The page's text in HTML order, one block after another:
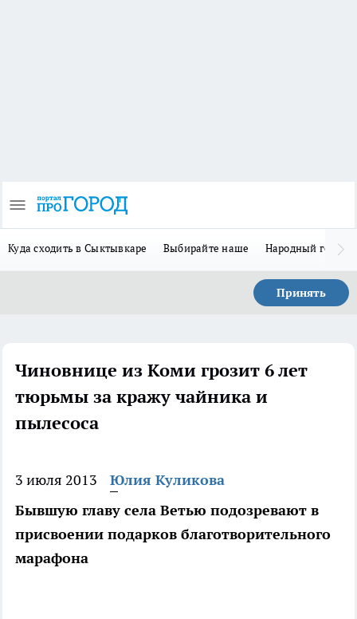
Куда сходить в Сыктывкаре Выбирайте наше Народный герой
Принять
Чиновнице из Коми грозит 6 лет
тюрьмы за кражу чайника и
пылесоса
3 июля 2013
Юлия Куликова
Бывшую главу села Ветью подозревают в
присвоении подарков благотворительного
марафона